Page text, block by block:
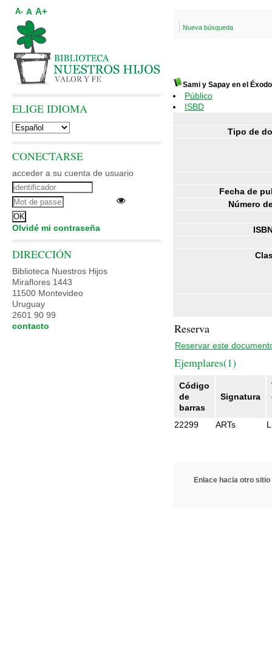
Nueva búsqueda
Sami y Sapay en el Éxodo
Público
ISBD
Tipo de
Fecha de
Número
Reserva
Reservar este
Ejemplares(1)
Código
de
barras
Signatura
22299
ARTs
Enlace hacia otro sitio
A- A A+
ELIGE IDIOMA
CONECTARSE
acceder a su cuenta de usuario
Olvidé mi contraseña
DIRECCIÓN
Biblioteca Nuestros Hijos
Miraflores 1443
11500 Montevideo
Uruguay
2601 90 99
contacto